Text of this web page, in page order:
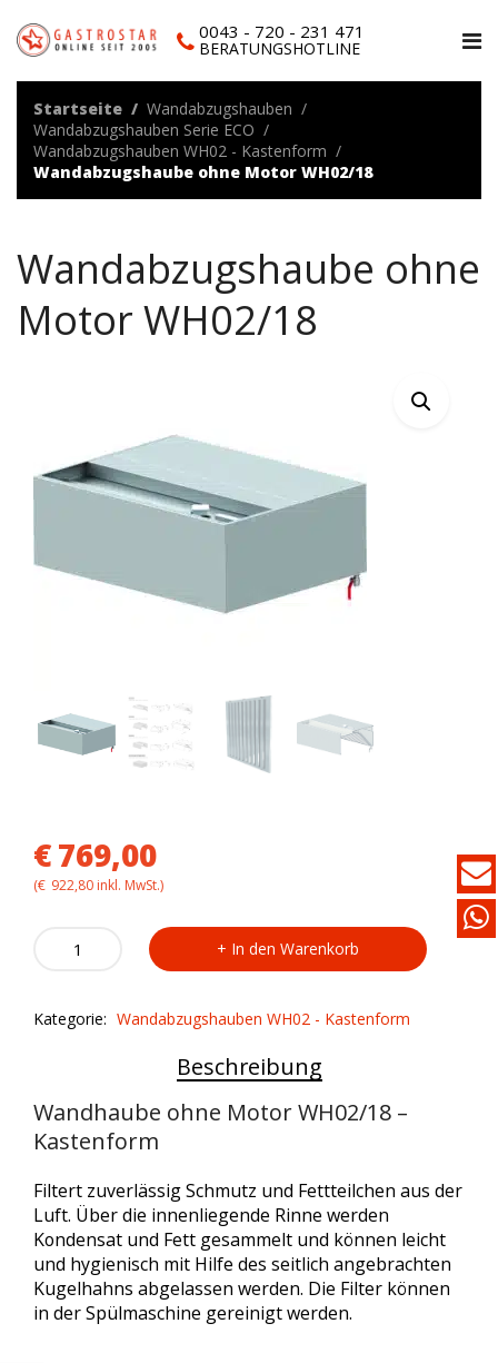
0043 - 720 - 231 471
BERATUNGSHOTLINE
Startseite
Wandabzugshauben
Wandabzugshauben Serie ECO
Wandabzugshauben WH02 - Kastenform
Wandabzugshaube ohne Motor WH02/18
Wandabzugshaube ohne
Motor WH02/18
€769,00
(€ 922,80 inkl. MwSt.)
Wandabzugshaube
quantity
In den Warenkorb
Kategorie: Wandabzugshauben WH02 - Kastenform
Beschreibung
Wandhaube ohne Motor WH02/18 –
Kastenform
Filtert zuverlässig Schmutz und Fettteilchen aus der
Luft. Über die innenliegende Rinne werden
Kondensat und Fett gesammelt und können leicht
und hygienisch mit Hilfe des seitlich angebrachten
Kugelhahns abgelassen werden. Die Filter können
in der Spülmaschine gereinigt werden.